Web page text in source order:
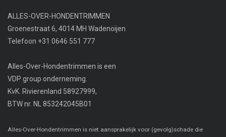
ALLES-OVER-HONDENTRIMMEN
Groenestraat 6, 4014 MH Wadenoijen
Telefoon +31 0646 551 777
Alles-Over-Hondentrimmen is een
VDP group onderneming.
KvK. Rivierenland 58927999,
BTW nr. NL 853242045B01
Alles-Over-Hondentrimmen is niet aansprakelijk voor (gevolg)schade die